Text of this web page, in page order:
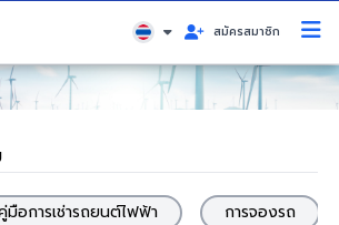
สมัครสมาชิก
มือการเช่ารถยนต์ไฟฟ้า การจองรถ